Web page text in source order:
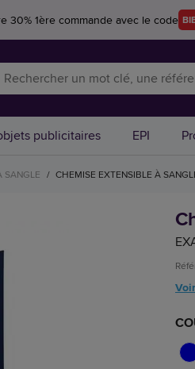
30% 1ère commande avec le code
publicitaires EPI
SANGLE / CHEMISE EXTENSIBLE À